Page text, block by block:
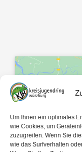
Um Ihnen ein optimales
wie Cookies, um
zuzugreifen. Wenn Sie
wie das Surfverhalten
Klicke